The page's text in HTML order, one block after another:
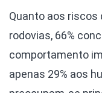
Quanto aos
rodovias, 66%
comportamento
apenas 29% aos